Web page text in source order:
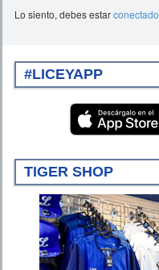
Lo siento, debes estarconectado
#LICEYAPP
TIGER SHOP